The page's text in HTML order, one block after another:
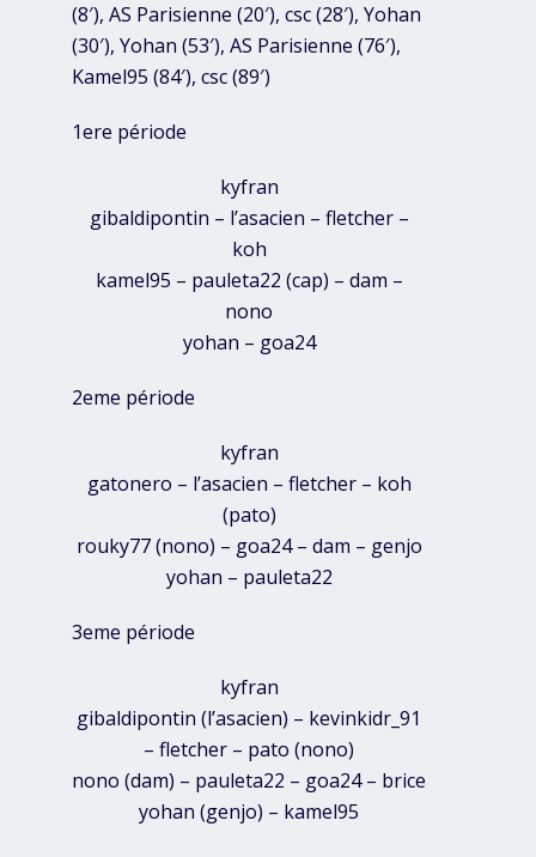
(8′), AS Parisienne (20′), csc (28′), Yohan
(30′), Yohan (53′), AS Parisienne (76′),
Kamel95 (84′), csc (89′)
1ere période
kyfran
gibaldipontin – l’asacien – fletcher –
koh
kamel95 – pauleta22 (cap) – dam –
nono
yohan – goa24
2eme période
kyfran
gatonero – l’asacien – fletcher – koh
(pato)
rouky77 (nono) – goa24 – dam – genjo
yohan – pauleta22
3eme période
kyfran
gibaldipontin (l’asacien) – kevinkidr_91
– fletcher – pato (nono)
nono (dam) – pauleta22 – goa24 – brice
yohan (genjo) – kamel95